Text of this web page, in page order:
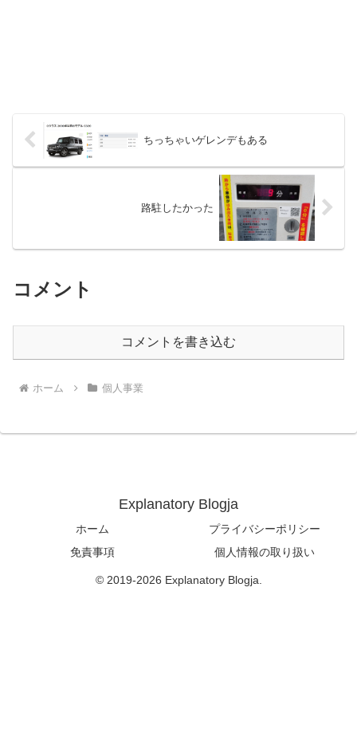
ちっちゃいゲレンデもある
路駐したかった
コメント
コメントを書き込む
ホーム 個人事業
Explanatory Blogja
ホーム
プライバシーポリシー
免責事項
個人情報の取り扱い
© 2019-2026 Explanatory Blogja.